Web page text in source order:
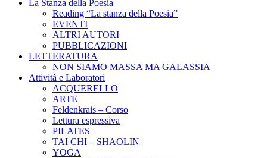
La Stanza della Poesia
Reading “La stanza della Poesia”
EVENTI
ALTRI AUTORI
PUBBLICAZIONI
LETTERATURA
NON SIAMO MASSA MA GALASSIA
Attività e Laboratori
ACQUERELLO
ARTE
Feldenkrais – Corso
Lettura espressiva
PILATES
TAI CHI – SHAOLIN
YOGA